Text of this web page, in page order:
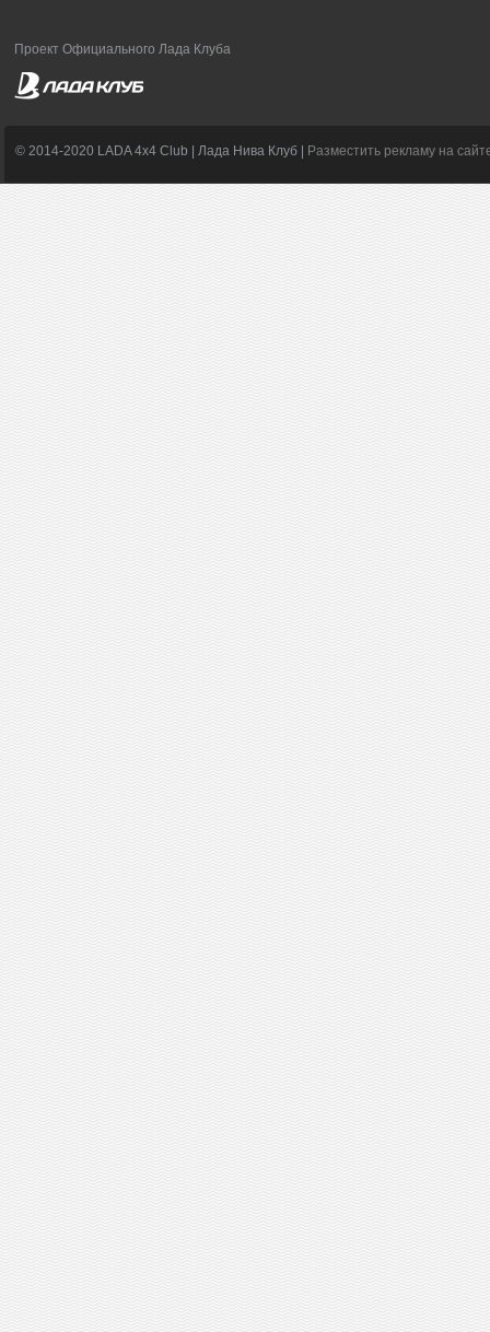
Проект Официального Лада Клуба
© 2014-2020 LADA 4x4 Club | Лада Нива Клуб | Разместить рекламу на